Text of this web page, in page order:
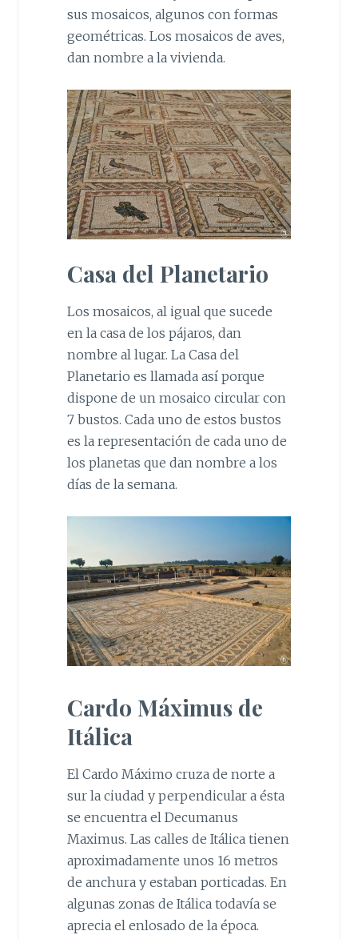
sus mosaicos, algunos con formas
geométricas. Los mosaicos de aves,
dan nombre a la vivienda.
Casa del Planetario
Los mosaicos, al igual que sucede
en la casa de los pájaros, dan
nombre al lugar. La Casa del
Planetario es llamada así porque
dispone de un mosaico circular con
7 bustos. Cada uno de estos bustos
es la representación de cada uno de
los planetas que dan nombre a los
días de la semana.
Cardo Máximus de
Itálica
El Cardo Máximo cruza de norte a
sur la ciudad y perpendicular a ésta
se encuentra el Decumanus
Maximus. Las calles de Itálica tienen
aproximadamente unos 16 metros
de anchura y estaban porticadas. En
algunas zonas de Itálica todavía se
aprecia el enlosado de la época.